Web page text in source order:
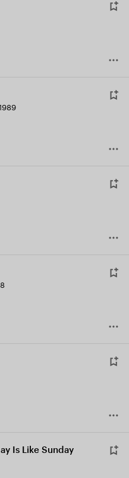
Is Like Sunday